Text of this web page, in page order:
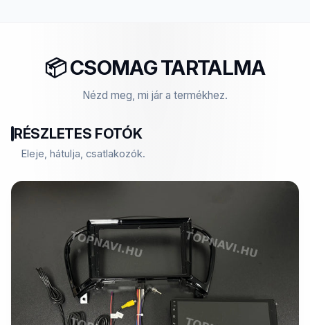
📦 CSOMAG TARTALMA
Nézd meg, mi jár a termékhez.
RÉSZLETES FOTÓK
Eleje, hátulja, csatlakozók.